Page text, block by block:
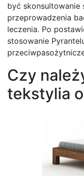
być skonsultowanie
przeprowadzenia
leczenia. Po
stosowanie
Czy
tekstylia